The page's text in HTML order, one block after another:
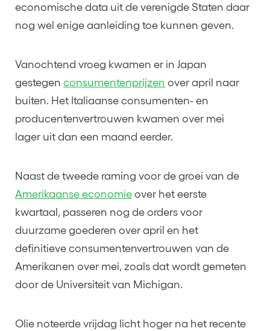
economische data uit de verenigde Staten daar
nog wel enige aanleiding toe kunnen geven.
Vanochtend vroeg kwamen er in Japan
gestegen consumentenprijzen over april naar
buiten. Het Italiaanse consumenten- en
producentenvertrouwen kwamen over mei
lager uit dan een maand eerder.
Naast de tweede raming voor de groei van de
Amerikaanse economie over het eerste
kwartaal, passeren nog de orders voor
duurzame goederen over april en het
definitieve consumentenvertrouwen van de
Amerikanen over mei, zoals dat wordt gemeten
door de Universiteit van Michigan.
Olie noteerde vrijdag licht hoger na het recente